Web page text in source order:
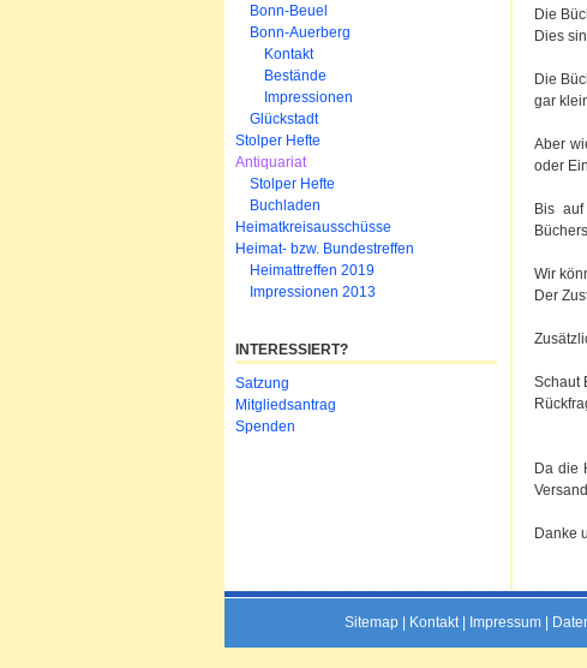
Die
Dies
Die
gar
Aber
oder
Bis
Wir
Der
Schaut
Da die
Danke
Bonn-Beuel
Bonn-Auerberg
Kontakt
Bestände
Impressionen
Glückstadt
Stolper Hefte
Antiquariat
Stolper Hefte
Buchladen
Heimatkreisausschüsse
Heimat- bzw. Bundestreffen
Heimattreffen 2019
Impressionen 2013
INTERESSIERT?
Navigation
überspringen
Satzung
Mitgliedsantrag
Spenden
Sitemap Kontakt| Impressum